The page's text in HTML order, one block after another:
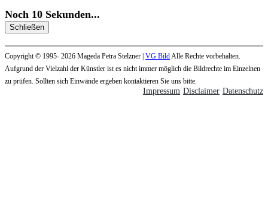
Noch 10 Sekunden...
Schließen
Copyright © 1995- 2026 Mageda Petra Stelzner | VG Bild Alle Rechte vorbehalten.
Aufgrund der Vielzahl der Künstler ist es nicht immer möglich die Bildrechte im Einzelnen
zu prüfen. Sollten sich Einwände ergeben kontaktieren Sie uns bitte.
Datenschutz
Disclaimer
Impressum